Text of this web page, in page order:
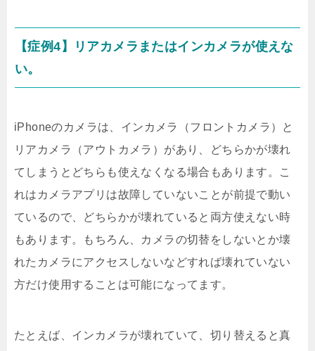
【症例4】リアカメラまたはインカメラが使えな
い。
iPhoneのカメラは、インカメラ（フロントカメラ）と
リアカメラ（アウトカメラ）があり、どちらかが壊れ
てしまうとどちらも使えなくなる場合もあります。こ
れはカメラアプリは故障していないことが前提で動い
ているので、どちらかが壊れていると両方使えない時
もあります。もちろん、カメラの切替をしないとか壊
れたカメラにアクセスしないなどすれば壊れていない
方だけ使用することは可能になってます。
たとえば、インカメラが壊れていて、切り替えると真